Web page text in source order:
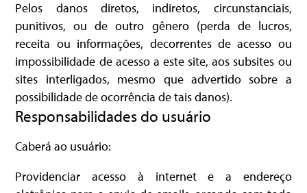
Pelos danos diretos, indiretos, circunstanciais,
punitivos, ou de outro gênero (perda de lucros,
receita ou informações, decorrentes de acesso ou
impossibilidade de acesso a este site, aos subsites ou
sites interligados, mesmo que advertido sobre a
possibilidade de ocorrência de tais danos).
Responsabilidades do usuário
Caberá ao usuário:
Providenciar acesso à internet e a endereço